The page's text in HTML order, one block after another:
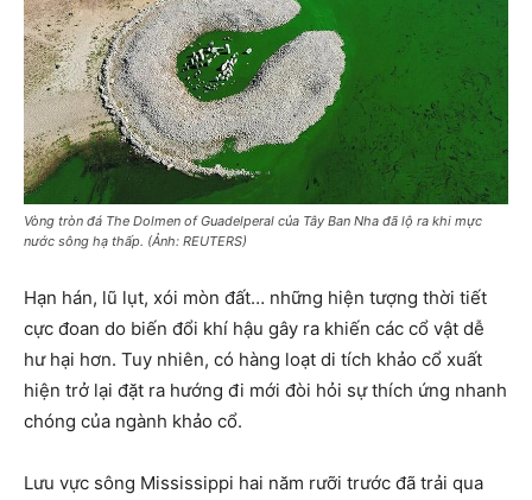
Vòng tròn đá The Dolmen of Guadelperal của Tây Ban Nha đã lộ ra khi mực
nước sông hạ thấp. (Ảnh: REUTERS)
Hạn hán, lũ lụt, xói mòn đất… những hiện tượng thời tiết
cực đoan do biến đổi khí hậu gây ra khiến các cổ vật dễ
hư hại hơn. Tuy nhiên, có hàng loạt di tích khảo cổ xuất
hiện trở lại đặt ra hướng đi mới đòi hỏi sự thích ứng nhanh
chóng của ngành khảo cổ.
Lưu vực sông Mississippi hai năm rưỡi trước đã trải qua